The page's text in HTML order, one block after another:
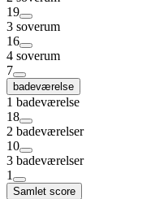
19
3 soverum
16
4 soverum
7
badeværelse
1 badeværelse
18
2 badeværelser
10
3 badeværelser
1
Samlet score